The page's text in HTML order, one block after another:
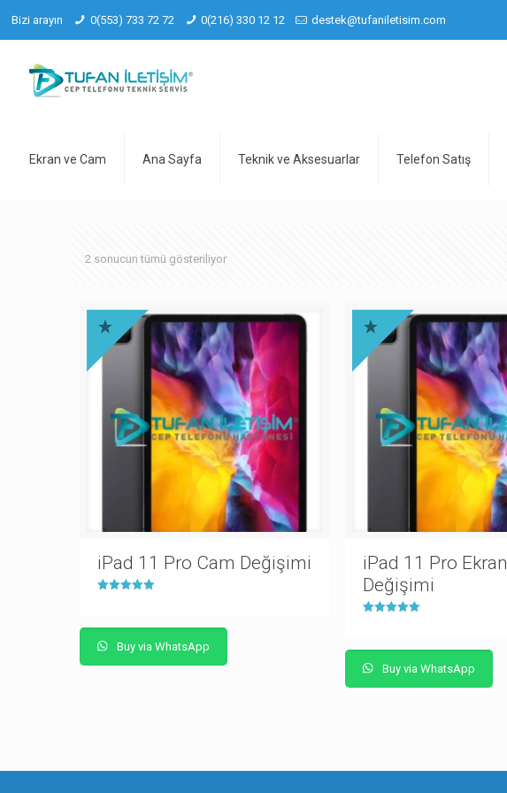
Bizi arayın 0(553) 733 72 72 0(216) 330 12 12 destek@tufaniletisim.com
Ekran ve Cam Ana Sayfa Teknik ve Aksesuarlar Telefon Satış
2 sonucun tümü gösteriliyor
iPad 11 Pro Cam Değişimi
Buy via WhatsApp
iPad 11 Pro Ekran
Değişimi
Buy via WhatsApp